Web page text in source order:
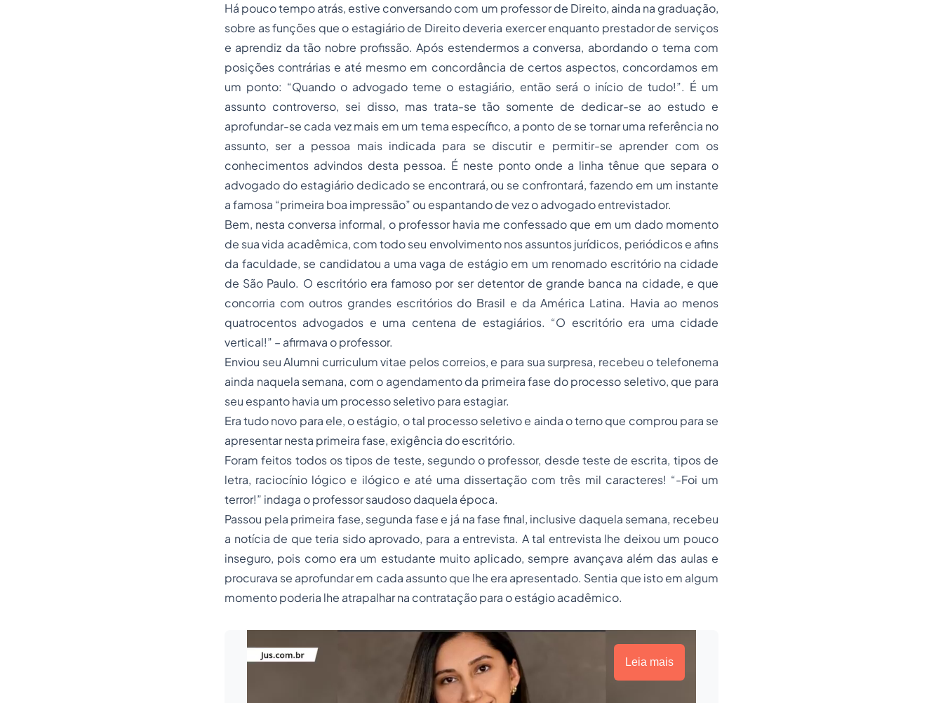
Há pouco tempo atrás, estive conversando com um professor de Direito, ainda na graduação,
sobre as funções que o estagiário de Direito deveria exercer enquanto prestador de serviços
e aprendiz da tão nobre profissão. Após estendermos a conversa, abordando o tema com
posições contrárias e até mesmo em concordância de certos aspectos, concordamos em
um ponto: “Quando o advogado teme o estagiário, então será o início de tudo!”. É um
assunto controverso, sei disso, mas trata-se tão somente de dedicar-se ao estudo e
aprofundar-se cada vez mais em um tema específico, a ponto de se tornar uma referência no
assunto, ser a pessoa mais indicada para se discutir e permitir-se aprender com os
conhecimentos advindos desta pessoa. É neste ponto onde a linha tênue que separa o
advogado do estagiário dedicado se encontrará, ou se confrontará, fazendo em um instante
a famosa “primeira boa impressão” ou espantando de vez o advogado entrevistador.
Bem, nesta conversa informal, o professor havia me confessado que em um dado momento
de sua vida acadêmica, com todo seu envolvimento nos assuntos jurídicos, periódicos e afins
da faculdade, se candidatou a uma vaga de estágio em um renomado escritório na cidade
de São Paulo. O escritório era famoso por ser detentor de grande banca na cidade, e que
concorria com outros grandes escritórios do Brasil e da América Latina. Havia ao menos
quatrocentos advogados e uma centena de estagiários. “O escritório era uma cidade
vertical!” – afirmava o professor.
Enviou seu Alumni curriculum vitae pelos correios, e para sua surpresa, recebeu o telefonema
ainda naquela semana, com o agendamento da primeira fase do processo seletivo, que para
seu espanto havia um processo seletivo para estagiar.
Era tudo novo para ele, o estágio, o tal processo seletivo e ainda o terno que comprou para se
apresentar nesta primeira fase, exigência do escritório.
Foram feitos todos os tipos de teste, segundo o professor, desde teste de escrita, tipos de
letra, raciocínio lógico e ilógico e até uma dissertação com três mil caracteres! “-Foi um
terror!” indaga o professor saudoso daquela época.
Passou pela primeira fase, segunda fase e já na fase final, inclusive daquela semana, recebeu
a notícia de que teria sido aprovado, para a entrevista. A tal entrevista lhe deixou um pouco
inseguro, pois como era um estudante muito aplicado, sempre avançava além das aulas e
procurava se aprofundar em cada assunto que lhe era apresentado. Sentia que isto em algum
momento poderia lhe atrapalhar na contratação para o estágio acadêmico.
Leia mais